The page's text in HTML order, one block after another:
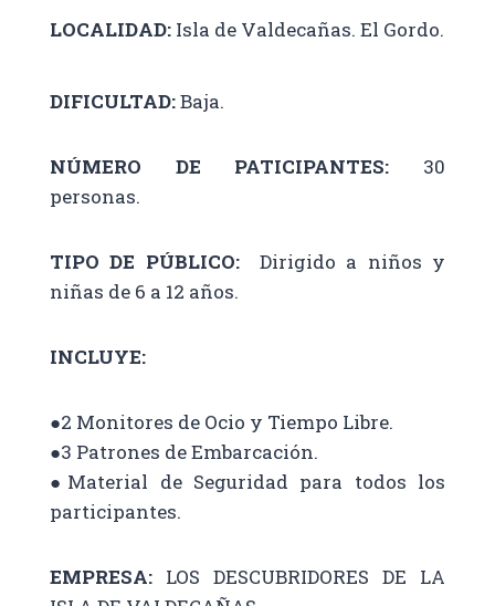
LOCALIDAD: Isla de Valdecañas. El Gordo.
DIFICULTAD:Baja.
NÚMERO DE PATICIPANTES: 30
personas.
TIPO DE PÚBLICO:Dirigido a niños y
niñas de 6 a 12 años.
INCLUYE:
●2 Monitores de Ocio y Tiempo Libre.
●3 Patrones de Embarcación.
●Material de Seguridad para todos los
participantes.
EMPRESA: LOS DESCUBRIDORES DE LA